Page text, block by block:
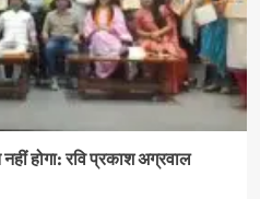
नहीं होगा: रवि प्रकाश अग्रवाल